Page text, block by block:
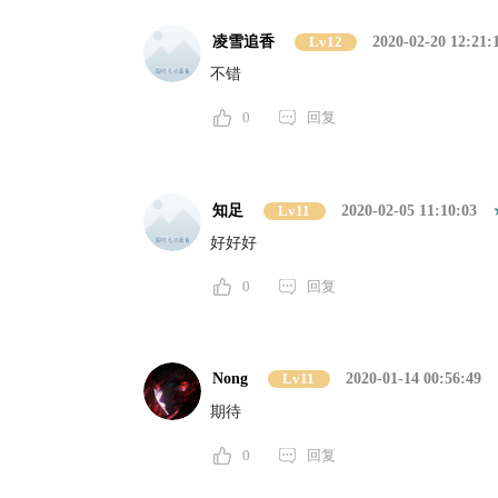
凌雪追香 Lv12
2020-02-20
不错
0 回复
知足 Lv11
2020-02-05 11:10:03
好好好
0 回复
Nong Lv11
2020-01-14 00:56:49
期待
0 回复